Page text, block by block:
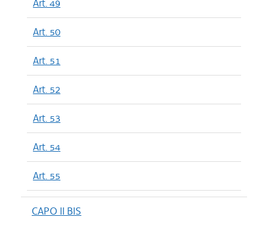
Art. 49
Art. 50
Art. 51
Art. 52
Art. 53
Art. 54
Art. 55
CAPO II BIS